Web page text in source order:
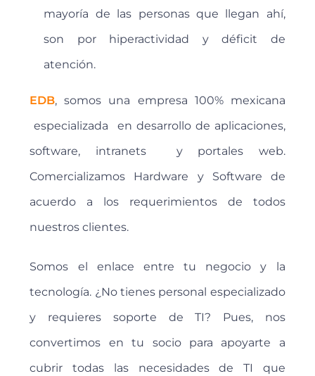
mayoría de las personas que llegan ahí,
son por hiperactividad y déficit de
atención.
EDB, somos una empresa 100% mexicana
especializada en desarrollo de aplicaciones,
software, intranets y portales web.
Comercializamos Hardware y Software de
acuerdo a los requerimientos de todos
nuestros clientes.
Somos el enlace entre tu negocio y la
tecnología. ¿No tienes personal especializado
y requieres soporte de TI? Pues, nos
convertimos en tu socio para apoyarte a
cubrir todas las necesidades de TI que